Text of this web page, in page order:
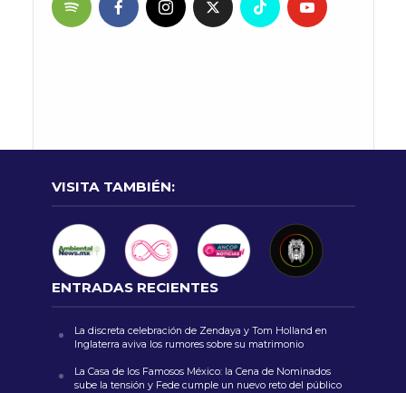
VISITA TAMBIÉN:
ENTRADAS RECIENTES
La discreta celebración de Zendaya y Tom Holland en
Inglaterra aviva los rumores sobre su matrimonio
La Casa de los Famosos México: la Cena de Nominados
sube la tensión y Fede cumple un nuevo reto del público